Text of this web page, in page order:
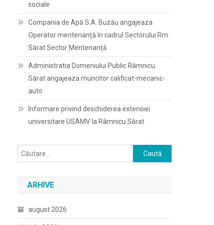
sociale
Compania de Apă S.A. Buzău angajeaza
Operator mentenanță în cadrul Sectorului Rm.
Sărat Sector Mentenanță
Administratia Domeniului Public Râmnicu
Sărat angajeaza muncitor calificat-mecanic-
auto
Informare privind deschiderea extensiei
universitare USAMV la Râmnicu Sărat
Caută
după:
ARHIVE
august 2026